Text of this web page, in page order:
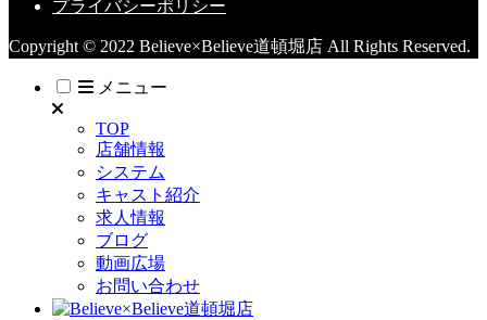
プライバシーポリシー
Copyright © 2022 Believe×Believe道頓堀店 All Rights Reserved.
メニュー
TOP
店舗情報
システム
キャスト紹介
求人情報
ブログ
動画広場
お問い合わせ